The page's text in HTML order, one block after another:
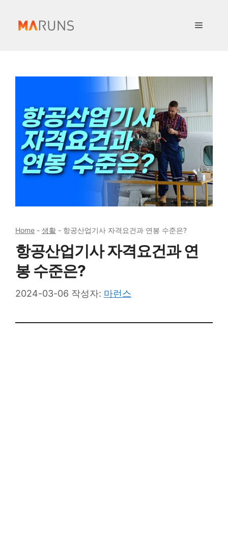
메
Home - 생활 - 항공산업기사 자격요건과 연봉 수준은?
항공산업기사 자격요건과 연
봉 수준은?
2024-03-06 작성자: 마런스